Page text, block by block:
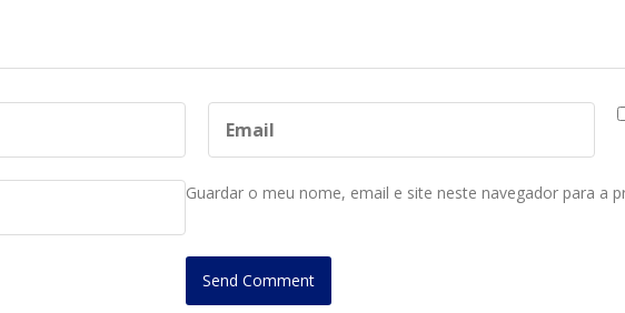
Guardar o meu nome, email e site neste navegador para a